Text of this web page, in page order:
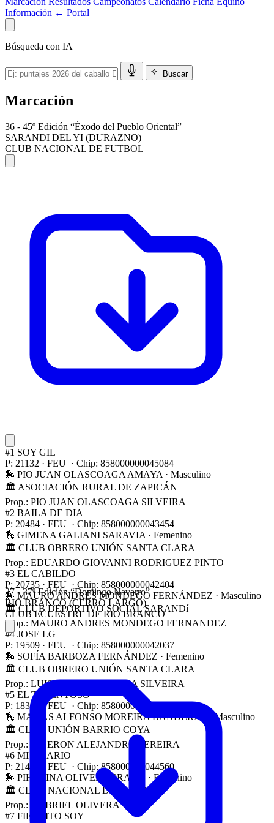
Información ← Portal
Búsqueda con IA
Buscar
Marcación
36 - 45º Edición “Éxodo del Pueblo Oriental”
SARANDI DEL YI (DURAZNO)
CLUB NACIONAL DE FUTBOL
#1 SOY GIL
P: 21132 · FEU · Chip: 858000000045084
🏇 PIO JUAN OLASCOAGA AMAYA · Masculino
🏛 ASOCIACIÓN RURAL DE ZAPICÁN
Prop.: PIO JUAN OLASCOAGA SILVEIRA
#2 BAILA DE DIA
P: 20484 · FEU · Chip: 858000000043454
🏇 GIMENA GALIANI SARAVIA · Femenino
🏛 CLUB OBRERO UNIÓN SANTA CLARA
Prop.: EDUARDO GIOVANNI RODRIGUEZ PINTO
#3 EL CABILDO
P: 20735 · FEU · Chip: 858000000042404
🏇 MAURO ANDRÉS MONDEGO FERNÁNDEZ · Masculino
🏛 CLUB DEPORTIVO SOCIAL SARANDí
Prop.: MAURO ANDRES MONDEGO FERNANDEZ
#4 JOSE LG
P: 19509 · FEU · Chip: 858000000042037
🏇 SOFÍA BARBOZA FERNÁNDEZ · Femenino
🏛 CLUB OBRERO UNIÓN SANTA CLARA
Prop.: LUIS PABLO BARBOZA SILVEIRA
#5 EL TALENTOSO
P: 18351 · FEU · Chip: 858000000084905
🏇 MATIAS ALFONSO MOREIRA BANDERAS
· Masculino
🏛 CLUB UNIÓN BARRIO COYA
Prop.: CICERON ALEJANDRO PEREIRA
#6 MI SICARIO
P: 21401 · FEU · Chip: 858000000044560
🏇 PIHERINA OLIVERA PRADO · Femenino
🏛 CLUB NACIONAL DE FUTBOL
Prop.: GABRIEL OLIVERA
#7 FIERRITO SOY
37 - 37º Edición “Domingo Navarro”
RIO BRANCO (CERRO LARGO)
CLUB ECUESTRE DE RIO BRANCO